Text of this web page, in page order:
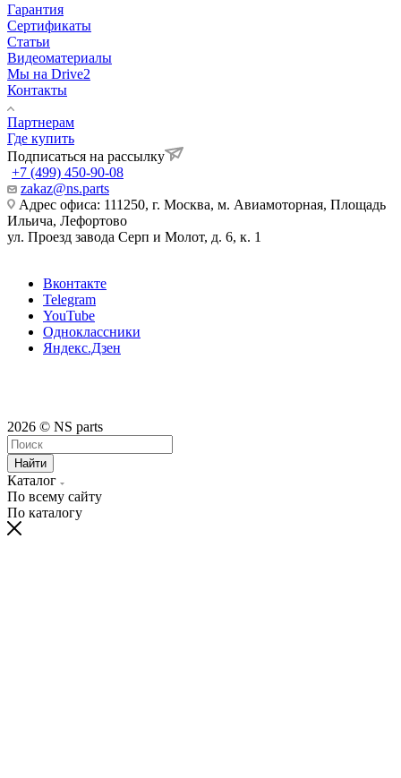
Гарантия
Сертификаты
Статьи
Видеоматериалы
Мы на Drive2
Контакты
Партнерам
Где купить
Подписаться на рассылку
+7 (499) 450-90-08
zakaz@ns.parts
Адрес офиса: 111250, г. Москва, м. Авиамоторная, Площадь
Ильича, Лефортово
ул. Проезд завода Серп и Молот, д. 6, к. 1
Вконтакте
Telegram
YouTube
Одноклассники
Яндекс.Дзен
2026 © NS parts
Найти
Каталог
По всему сайту
По каталогу